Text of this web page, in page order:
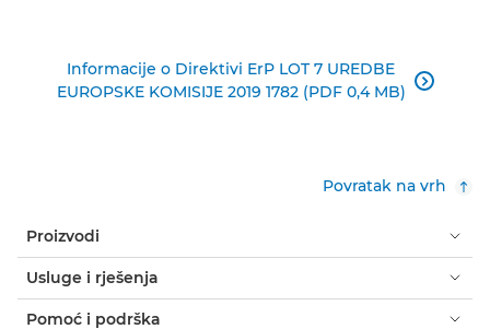
Informacije o Direktivi ErP LOT 7 UREDBE
EUROPSKE KOMISIJE 2019 1782 (PDF 0,4 MB)

Povratak na vrh
Proizvodi
Usluge i rješenja
Pomoć i podrška